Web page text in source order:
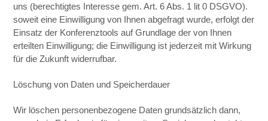
uns (berechtigtes Interesse gem. Art. 6 Abs. 1 lit 0 DSGVO).
soweit eine Einwilligung von Ihnen abgefragt wurde, erfolgt der
Einsatz der Konferenztools auf Grundlage der von Ihnen
erteilten Einwilligung; die Einwilligung ist jederzeit mit Wirkung
für die Zukunft widerrufbar.
Löschung von Daten und Speicherdauer
Wir löschen personenbezogene Daten grundsätzlich dann,